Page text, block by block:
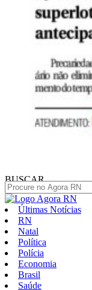
BUSCAR
Últimas Notícias
RN
Natal
Política
Polícia
Economia
Brasil
Saúde